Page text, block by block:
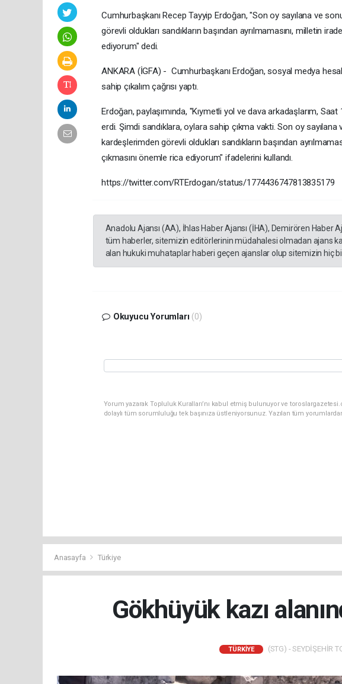
Cumhurbaşkanı Recep Tayyip Erdoğan, "Son oy sayılana ve
görevli oldukları sandıkların başından ayrılmamasını, milletin
ediyorum" dedi.
ANKARA (İGFA) - Cumhurbaşkanı Erdoğan, sosyal medya
sahip çıkalım çağrısı yaptı.
Erdoğan, paylaşımında, "Kıymetli yol ve dava arkadaşlarım,
erdi. Şimdi sandıklara, oylara sahip çıkma vakti. Son oy
kardeşlerimden görevli oldukları sandıkların başından
çıkmasını önemle rica ediyorum" ifadelerini kullandı.
https://twitter.com/RTErdogan/status/1774436747813835179
Anadolu Ajansı (AA), İhlas Haber Ajansı (İHA), Demirören Haber
tüm haberler, sitemizin editörlerinin müdahalesi olmadan ajans
alan hukuki muhataplar haberi geçen ajanslar olup sitemizin hiç
Okuyucu Yorumları (0)
Yorum yazarak Topluluk Kuralları’nı kabul etmiş bulunuyor ve
dolaylı tüm sorumluluğu tek başınıza üstleniyorsunuz. Yazılan tüm
Anasayfa Türkiye
Gökhüyük kazı
TÜRKIYE (STG) - SEYDİŞEHİR